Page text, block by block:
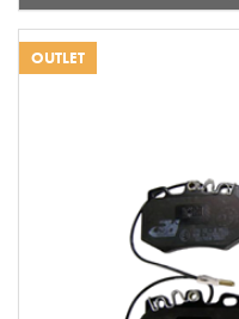
OUTLET